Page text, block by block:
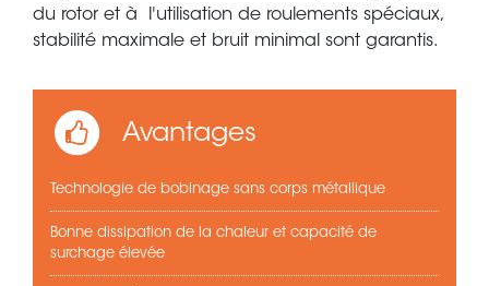
du rotor et à l'utilisation de roulements spéciaux,
stabilité maximale et bruit minimal sont garantis.
Avantages
Technologie de bobinage sans corps métallique
Bonne dissipation de la chaleur et capacité de
surchage élevée